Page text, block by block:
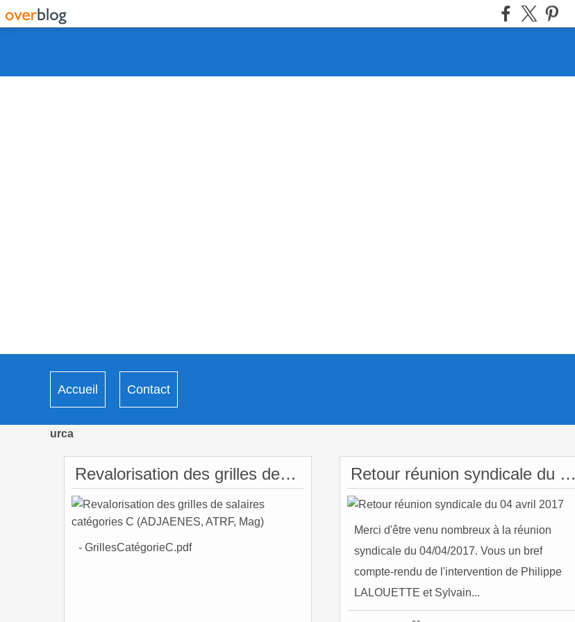
Accueil Contact
urca
Revalorisation des grilles de salaires catégories C (ADJAENES, ATRF, Mag)
- GrillesCatégorieC.pdf
Retour réunion syndicale du 04 avril 2017
Merci d'être venu nombreux à la réunion
syndicale du 04/04/2017. Vous un bref
compte-rendu de l'intervention de Philippe
LALOUETTE et Sylvain...